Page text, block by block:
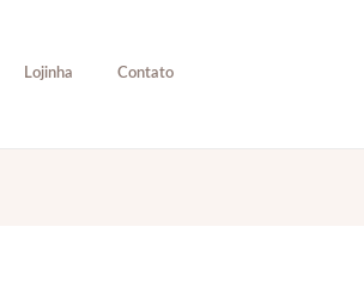
Lojinha Contato